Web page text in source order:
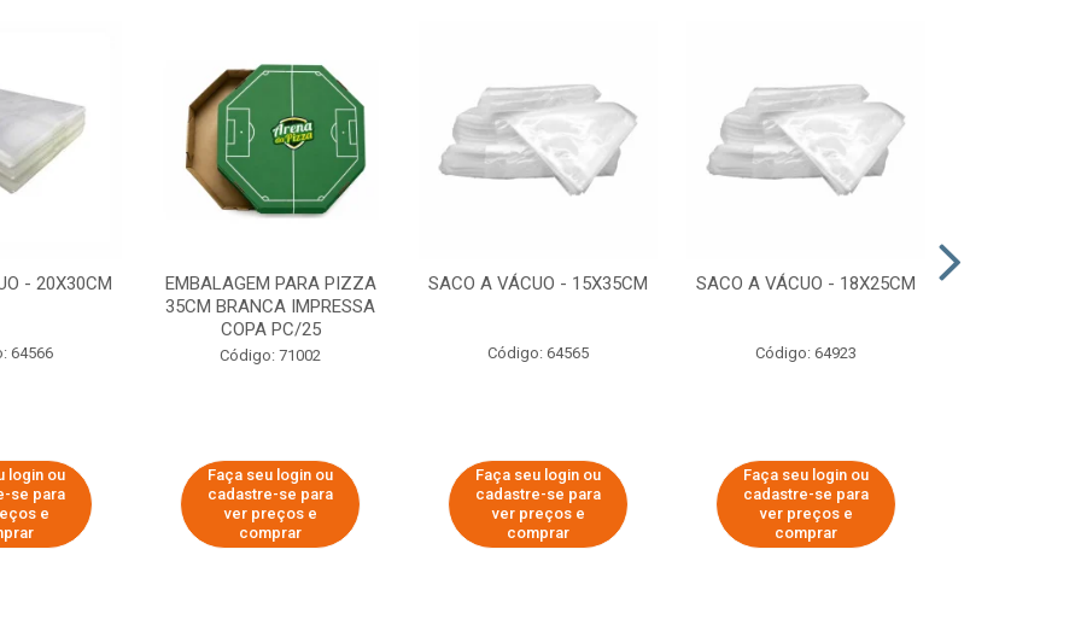
- 20X30CM
64566
login ou
se para
e
EMBALAGEM PARA PIZZA
35CM BRANCA IMPRESSA
COPA PC/25
Código: 71002
Faça seu login ou
cadastre-se para
ver preços e
comprar
SACO A VÁCUO - 15X35CM
Código: 64565
Faça seu login ou
cadastre-se para
ver preços e
comprar
SACO A VÁCUO - 18X25CM
Código: 64923
Faça seu login ou
cadastre-se para
ver preços e
comprar